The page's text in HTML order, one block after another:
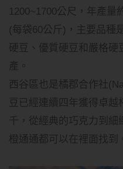
1200~1700公尺，年產量
(每袋60公斤)，主要品種
硬豆、優質硬豆和嚴格
產。
西谷區也是橘郡合作社
豆已經連續四年獲得卓
千，從經典的巧克力到細
橙通通都可以在裡面找到。